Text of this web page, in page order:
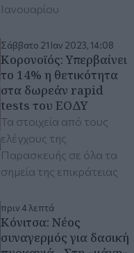
Ιανουαρίου
Σάββατο 21 Ιαν 2023, 14:08
Κορονοϊός: Υπερβαίνει
το 14% η θετικότητα
στα δωρεάν rapid
tests του ΕΟΔΥ
Τα στοιχεία από τους
ελέγχους της
Παρασκευής σε όλα τα
σημεία της επικράτειας
πριν 4 λεπτά
Κόνιτσα: Νέος
συναγερμός για δασική